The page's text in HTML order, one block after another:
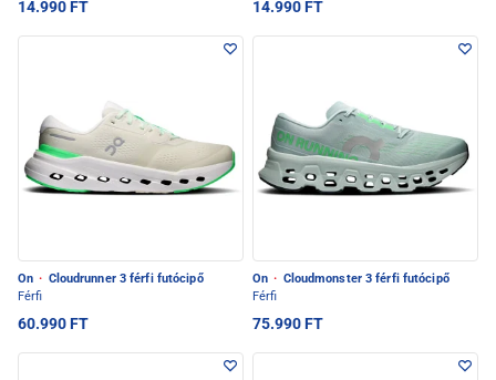
14.990 FT 14.990 FT
On · Cloudrunner 3 férfi futócipő
Férfi
60.990 FT
On · Cloudmonster 3 férfi futócipő
Férfi
75.990 FT